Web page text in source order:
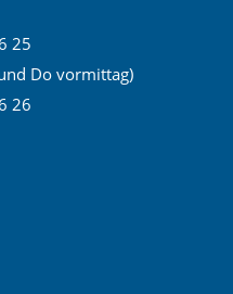
25
Do vormittag)
26